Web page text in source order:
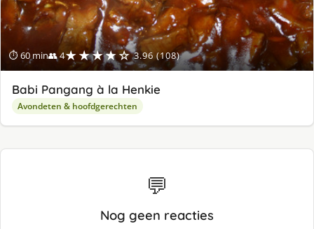
⏱ 60 min👥 4★★★★☆ 3.96 (108)
Babi Pangang à la Henkie
Avondeten & hoofdgerechten
💬
Nog geen reacties